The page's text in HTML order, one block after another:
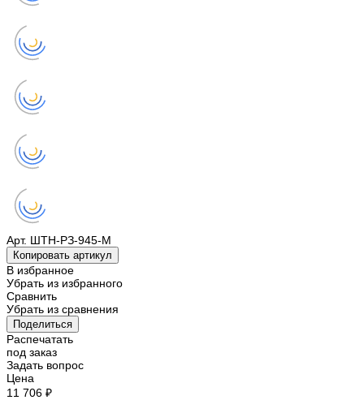
Арт. ШТН-РЗ-945-М
Копировать артикул
В избранное
Убрать из избранного
Сравнить
Убрать из сравнения
Поделиться
Распечатать
под заказ
Задать вопрос
Цена
11 706 ₽